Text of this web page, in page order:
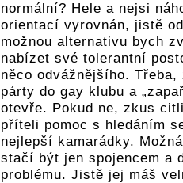
normální? Hele a nejsi
orientací vyrovnán, jistě
možnou alternativu bych
nabízet své tolerantní
něco odvážnějšího.
párty do gay klubu a
otevře. Pokud ne, zkus
příteli pomoc s hledáním
nejlepší kamarádky.
stačí být jen spojencem a
problému. Jistě jej máš